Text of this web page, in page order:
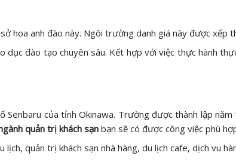
hoa anh đào này. Ngôi trường danh giá này được
dục đào tạo chuyên sâu. Kết hợp với việc thực hành
của tỉnh Okinawa. Trường được thành lập
quản trị khách sạnbạn sẽ có được công việc phù
quản trị khách sạn nhà hàng, du lịch cafe, dịch vu